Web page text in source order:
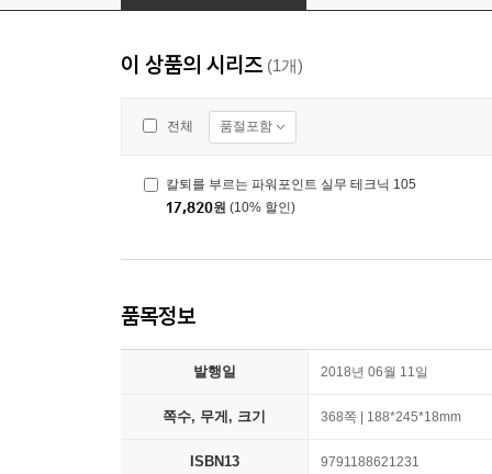
이 상품의 시리즈 (1개)
전체 품절포함
칼퇴를 부르는 파워포인트 실무 테크닉 105
17,820원 (10% 할인)
품목정보
발행일 2018년 06월 11일
쪽수, 무게, 크기 368쪽 | 188*245*18mm
ISBN13 9791188621231